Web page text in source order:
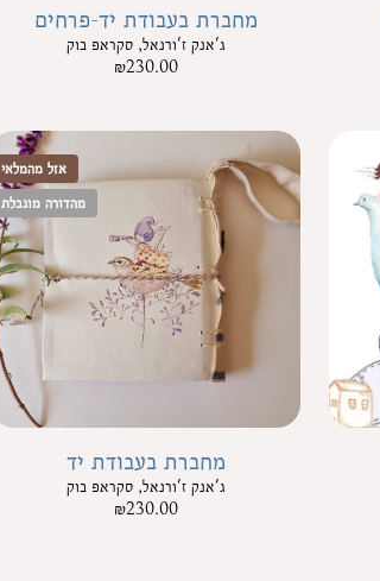
מחברת בעבודת יד-פרחים
ג'אנק ז'ורנאל, סקראפ בוק
₪230.00
אזל מהמלאי
מהדורה מוגבלת
מחברת בעבודת יד
ג'אנק ז'ורנאל, סקראפ בוק
₪230.00